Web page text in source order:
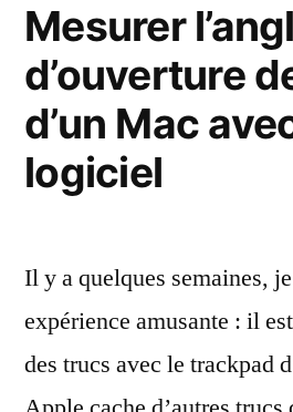
Apple
Silicon
Mesurer
d’ouverture
d’un Mac
logiciel
Il y a quelques semaines,
expérience amusante : il
des trucs avec le trackpad